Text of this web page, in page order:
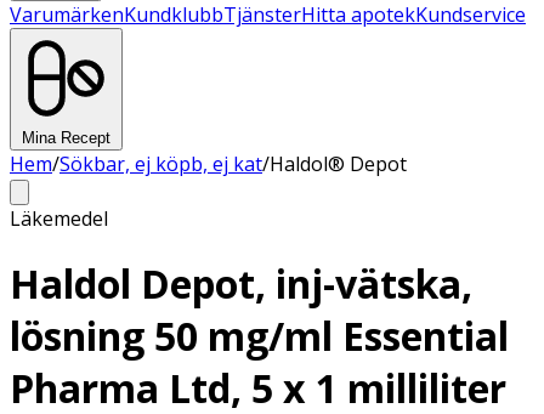
VarumärkenKundklubbTjänsterHitta apotekKundservice
Mina Recept
Hem/Sökbar, ej köpb, ej kat/Haldol® Depot
Läkemedel
Haldol Depot, inj-vätska,
lösning 50 mg/ml Essential
Pharma Ltd, 5 x 1 milliliter